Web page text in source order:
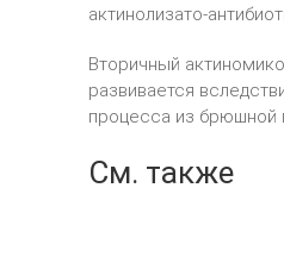
актинолизато-
Вторичный
развивается
процесса из брюшной
См. также